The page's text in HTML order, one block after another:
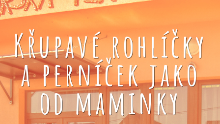
Křupavé rohlíčky
a perníček jako
od maminky